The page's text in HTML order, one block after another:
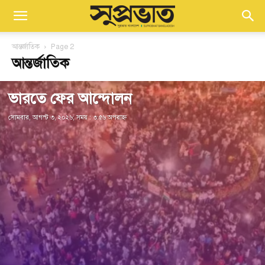
আন্তর্জাতিক Page 2
আন্তর্জাতিক
ভারতে ফের আন্দোলন
সোমবার, আগস্ট ৩, ২০২৬; সময় : ৩:৫৬ অপরাহ্ণ